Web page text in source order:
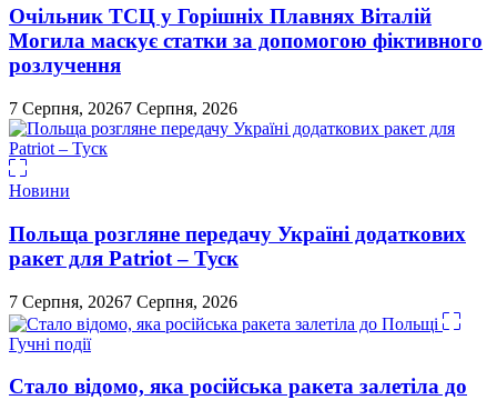
Очільник ТСЦ у Горішніх Плавнях Віталій
Могила маскує статки за допомогою фіктивного
розлучення
7 Серпня, 20267 Серпня, 2026
Новини
Польща розгляне передачу Україні додаткових
ракет для Patriot – Туск
7 Серпня, 20267 Серпня, 2026
Гучні події
Стало відомо, яка російська ракета залетіла до